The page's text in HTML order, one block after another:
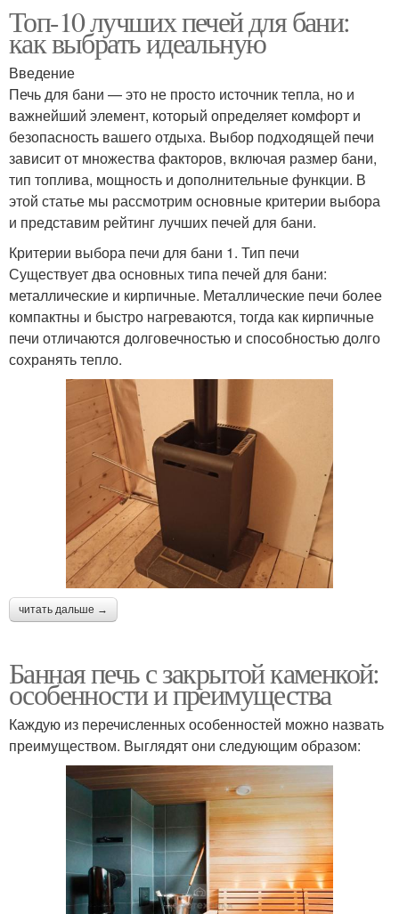
Топ-10 лучших печей для бани:
как выбрать идеальную
Введение
Печь для бани — это не просто источник тепла, но и
важнейший элемент, который определяет комфорт и
безопасность вашего отдыха. Выбор подходящей печи
зависит от множества факторов, включая размер бани,
тип топлива, мощность и дополнительные функции. В
этой статье мы рассмотрим основные критерии выбора
и представим рейтинг лучших печей для бани.
Критерии выбора печи для бани 1. Тип печи
Существует два основных типа печей для бани:
металлические и кирпичные. Металлические печи более
компактны и быстро нагреваются, тогда как кирпичные
печи отличаются долговечностью и способностью долго
сохранять тепло.
читать дальше →
Банная печь с закрытой каменкой:
особенности и преимущества
Каждую из перечисленных особенностей можно назвать
преимуществом. Выглядят они следующим образом: